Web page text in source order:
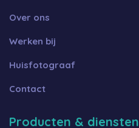
Over ons
Werken bij
Huisfotograaf
Contact
Producten & diensten